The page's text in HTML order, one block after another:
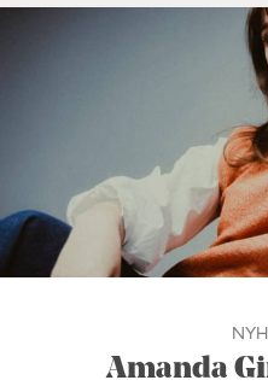
Amanda